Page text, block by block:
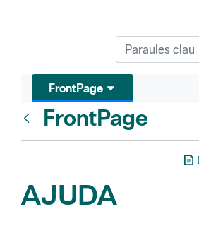
FrontPage
FrontPage
AJUDA